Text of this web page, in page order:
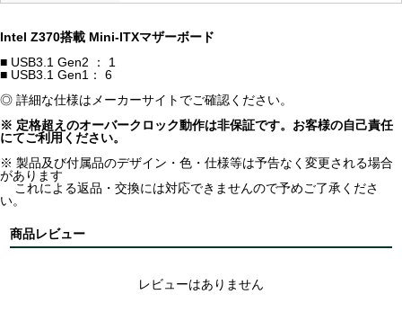
Intel Z370搭載 Mini-ITXマザーボード
■ USB3.1 Gen2 ： 1
■ USB3.1 Gen1： 6
◎ 詳細な仕様はメーカーサイトでご確認ください。
※ 定格超えのオーバークロック動作は非保証です。お客様の自己責任
にてご利用ください。
※ 製品及び付属品のデザイン・色・仕様等は予告なく変更される場合
があります
これによる返品・交換には対応できませんので予めご了承くださ
い。
商品レビュー
レビューはありません